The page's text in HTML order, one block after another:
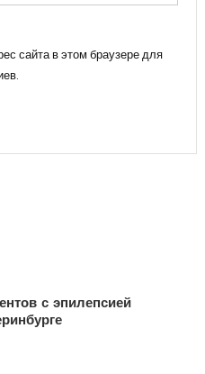
сайта в этом браузере для
с эпилепсией